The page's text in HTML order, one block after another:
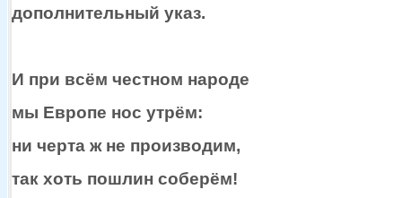
дополнительный указ.
И при всём честном народе
мы Европе нос утрём:
ни черта ж не производим,
так хоть пошлин соберём!